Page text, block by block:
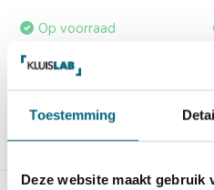
Toestemming
Deze website maakt gebruik
Op voorraad
8.189,-